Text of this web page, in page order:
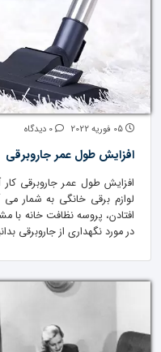
افزایش طول عمر جاروبرقی
افزایش طول عمر جاروبرقی
لوازم برقی خانگی به شمار
افتادن، پروسه نظافت خانه با
در مورد نگهداری از جاروبرقی